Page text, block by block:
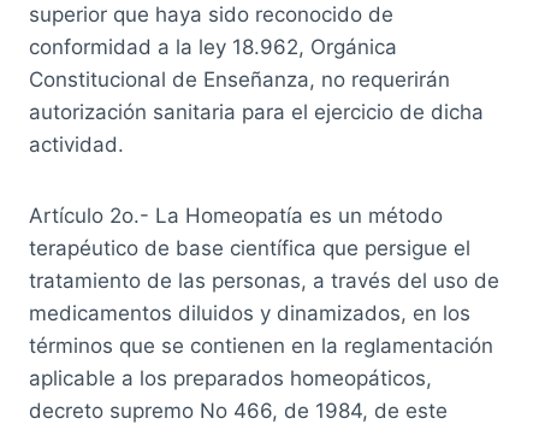
superior que haya sido reconocido de
conformidad a la ley 18.962, Orgánica
Constitucional de Enseñanza, no requerirán
autorización sanitaria para el ejercicio de dicha
actividad.
Artículo 2o.- La Homeopatía es un método
terapéutico de base científica que persigue el
tratamiento de las personas, a través del uso de
medicamentos diluidos y dinamizados, en los
términos que se contienen en la reglamentación
aplicable a los preparados homeopáticos,
decreto supremo No 466, de 1984, de este